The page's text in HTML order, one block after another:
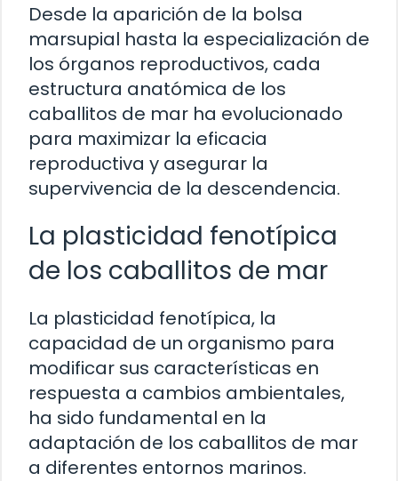
Desde la aparición de la bolsa
marsupial hasta la especialización de
los órganos reproductivos, cada
estructura anatómica de los
caballitos de mar ha evolucionado
para maximizar la eficacia
reproductiva y asegurar la
supervivencia de la descendencia.
La plasticidad fenotípica
de los caballitos de mar
La plasticidad fenotípica, la
capacidad de un organismo para
modificar sus características en
respuesta a cambios ambientales,
ha sido fundamental en la
adaptación de los caballitos de mar
a diferentes entornos marinos.